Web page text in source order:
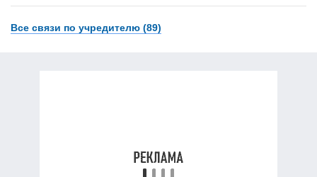
Все связи по учредителю (89)